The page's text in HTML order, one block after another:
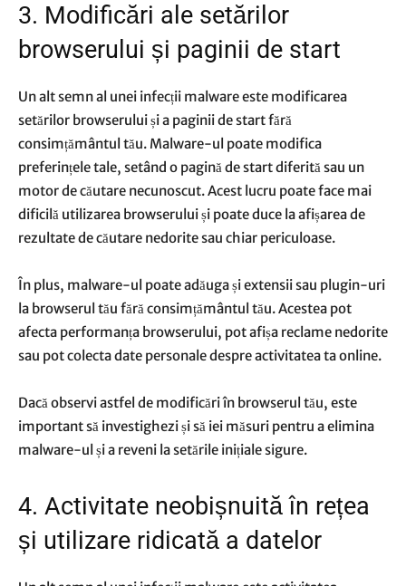
3. Modificări ale setărilor
browserului și paginii de start
Un alt semn al unei infecții malware este modificarea
setărilor browserului și a paginii de start fără
consimțământul tău. Malware-ul poate modifica
preferințele tale, setând o pagină de start diferită sau un
motor de căutare necunoscut. Acest lucru poate face mai
dificilă utilizarea browserului și poate duce la afișarea de
rezultate de căutare nedorite sau chiar periculoase.
În plus, malware-ul poate adăuga și extensii sau plugin-uri
la browserul tău fără consimțământul tău. Acestea pot
afecta performanța browserului, pot afișa reclame nedorite
sau pot colecta date personale despre activitatea ta online.
Dacă observi astfel de modificări în browserul tău, este
important să investighezi și să iei măsuri pentru a elimina
malware-ul și a reveni la setările inițiale sigure.
4. Activitate neobișnuită în rețea
și utilizare ridicată a datelor